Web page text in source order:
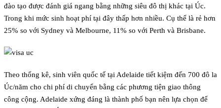
đào tạo được đánh giá ngang bằng những siêu đô thị khác tại Úc.
Trong khi mức sinh hoạt phí tại đây thấp hơn nhiều. Cụ thể là rẻ hơn
25% so với Sydney và Melbourne, 11% so với Perth và Brisbane.
Theo thống kê, sinh viên quốc tế tại Adelaide tiết kiệm đến 700 đô la
Úc/năm cho chi phí di chuyển bằng các phương tiện giao thông
công cộng. Adelaide xứng đáng là thành phố bạn nên lựa chọn để